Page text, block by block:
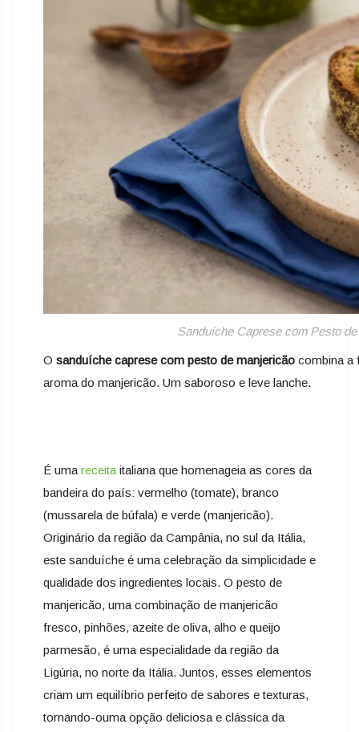
Sanduíche Caprese com Pesto
O sanduíche caprese com pesto de manjericão combina a
aroma do manjericão. Um saboroso e leve lanche.
É uma receita italiana que homenageia as cores da
bandeira do país: vermelho (tomate), branco
(mussarela de búfala) e verde (manjericão).
Originário da região da Campânia, no sul da Itália,
este sanduíche é uma celebração da simplicidade e
qualidade dos ingredientes locais. O pesto de
manjericão, uma combinação de manjericão
fresco, pinhões, azeite de oliva, alho e queijo
parmesão, é uma especialidade da região da
Ligúria, no norte da Itália. Juntos, esses elementos
criam um equilíbrio perfeito de sabores e texturas,
tornando-ouma opção deliciosa e clássica da